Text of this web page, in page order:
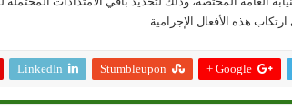
هذه الأفعال الإجرامية
Google +
Stumbleupon
LinkedIn